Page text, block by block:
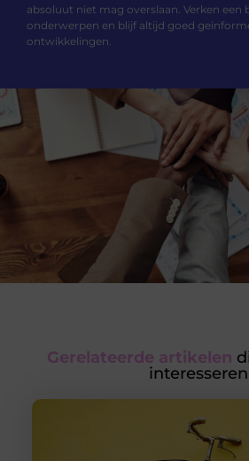
absoluut niet mag overslaan. Verken een
onderwerpen en blijf altijd goed
ontwikkelingen.
Gerelateerde artikelen
interesseren